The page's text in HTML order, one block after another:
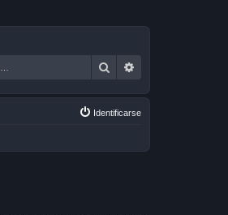
Buscar
Identificarse